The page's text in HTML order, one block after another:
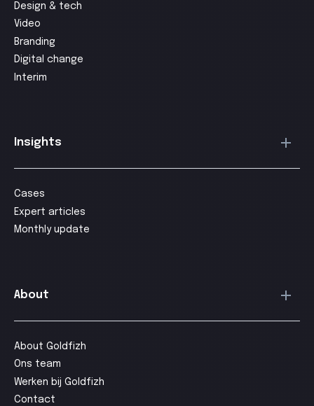
Design & tech
Video
Branding
Digital change
Interim
Insights
Cases
Expert articles
Monthly update
About
About Goldfizh
Ons team
Werken bij Goldfizh
Contact